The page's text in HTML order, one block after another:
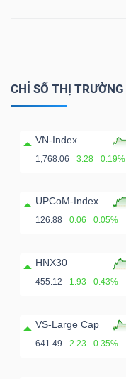
CHỈ SỐ THỊ TRƯỜNG
VN-Index
1,768.06 3.28 0.19%
UPCoM-Index
126.88 0.06 0.05%
HNX30
455.12 1.93 0.43%
VS-Large Cap
641.49 2.23 0.35%